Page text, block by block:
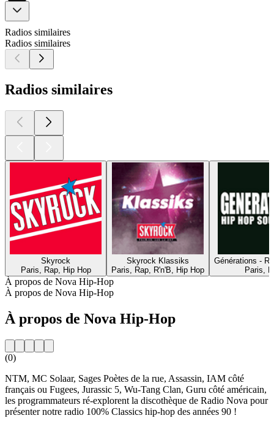
Radios similaires
Radios similaires
Radios similaires
Skyrock
Paris, Rap, Hip Hop
Skyrock Klassiks
Paris, Rap, R'n'B, Hip Hop
Générations -
Paris,
À propos de Nova Hip-Hop
À propos de Nova Hip-Hop
À propos de Nova Hip-Hop
(0)
NTM, MC Solaar, Sages Poètes de la rue, Assassin, IAM côté
français ou Fugees, Jurassic 5, Wu-Tang Clan, Guru côté américain,
les programmateurs ré-explorent la discothèque de Radio Nova pour
présenter notre radio 100% Classics hip-hop des années 90 !